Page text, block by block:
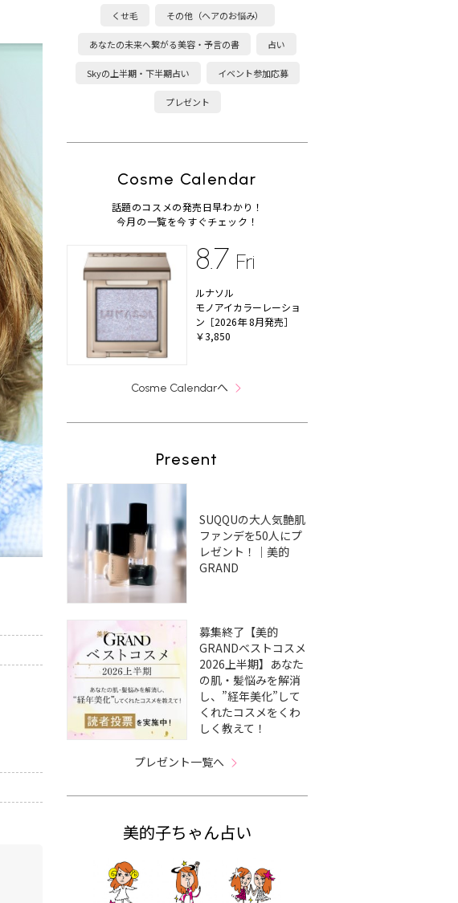
くせ毛 その他（ヘアのお悩み）
あなたの未来へ繋がる美容・予言の書 占い
Skyの上半期・下半期占い イベント参加応募
プレゼント
Cosme Calendar
話題のコスメの発売日早わかり！
今月の一覧を今すぐチェック！
8.7 Fri
ルナソル
モノアイカラーレーショ
ン［2026年 8月発売］
￥3,850
Cosme Calendarへ
Present
SUQQUの大人気艶肌
ファンデを50人にプ
レゼント！｜美的
GRAND
募集終了【美的
GRANDベストコスメ
2026上半期】あなた
の肌・髪悩みを解消
し、”経年美化”して
くれたコスメをくわ
しく教えて！
プレゼント一覧へ
美的子ちゃん占い